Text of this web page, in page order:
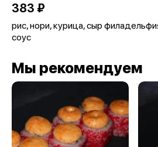
383 ₽
рис, нори, курица, сыр
cоус
Мы рекомендуем